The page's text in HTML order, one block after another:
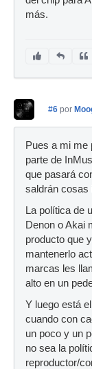
más.
#6 por
Pues a mi me
parte de
que pasará
saldrán cosas
La política de
Denon o Akai
producto que
mantenerlo
marcas les
alto en un
Y luego está
cuando con
un poco y un
no sea la
reproductor/